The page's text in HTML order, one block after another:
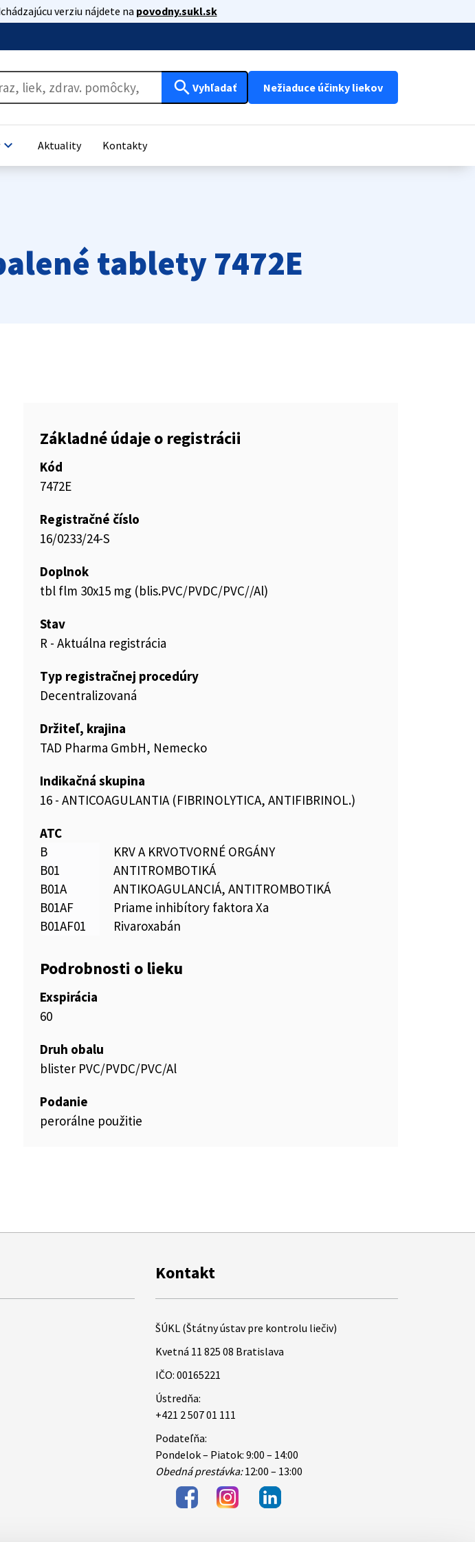
verziu nájdete na povodny.sukl.sk
search Vyhľadať Nežiaduce účinky liekov
keyboard_arrow_down Aktuality Kontakty
tablety 7472E
Základné údaje o registrácii
Kód
7472E
Registračné číslo
16/0233/24-S
Doplnok
tbl flm 30x15 mg (blis.PVC/PVDC/PVC//Al)
Stav
R - Aktuálna registrácia
Typ registračnej procedúry
Decentralizovaná
Držiteľ, krajina
TAD Pharma GmbH, Nemecko
Indikačná skupina
16 - ANTICOAGULANTIA (FIBRINOLYTICA, ANTIFIBRINOL.)
ATC
B
KRV A KRVOTVORNÉ ORGÁNY
B01
ANTITROMBOTIKÁ
B01A
ANTIKOAGULANCIÁ, ANTITROMBOTIKÁ
B01AF
Priame inhibítory faktora Xa
B01AF01
Rivaroxabán
Podrobnosti o lieku
Exspirácia
60
Druh obalu
blister PVC/PVDC/PVC/Al
Podanie
perorálne použitie
Kontakt
ŠÚKL (Štátny ústav pre kontrolu liečiv)
Kvetná 11 825 08 Bratislava
IČO: 00165221
Ústredňa:
+421 2 507 01 111
Podateľňa:
Pondelok – Piatok: 9:00 – 14:00
Obedná prestávka:12:00 – 13:00